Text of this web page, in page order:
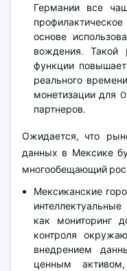
Германии все
основе
вождения. Такой
функции
реального
монетизации для
партнеров.
Ожидается, что
данных в Мексике
многообещающий рост
Мексиканские
как мониторинг
контроля
внедрением
ценным